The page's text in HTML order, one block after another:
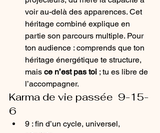
voir au-delà des apparences. Cet
héritage combiné explique en
partie son parcours multiple. Pour
ton audience : comprends que ton
héritage énergétique te structure,
mais ce n’est pas toi ; tu es libre de
l’accompagner.
Karma de vie passée  9-15-
6
9 : fin d’un cycle, universel,